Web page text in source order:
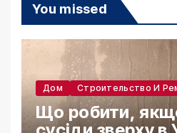
You missed
Дом Строительство И
Що робити,